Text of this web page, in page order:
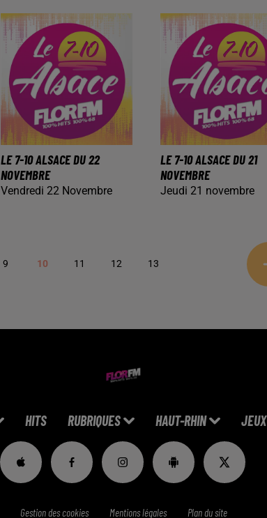
LE 7-10 ALSACE DU 22
NOVEMBRE
Vendredi 22 Novembre
LE 7-10 ALSACE DU 21
NOVEMBRE
Jeudi 21 novembre
9 10 11 12 13
HITS RUBRIQUES HAUT-RHIN JEUX
Gestion des cookies Mentions légales Plan du site